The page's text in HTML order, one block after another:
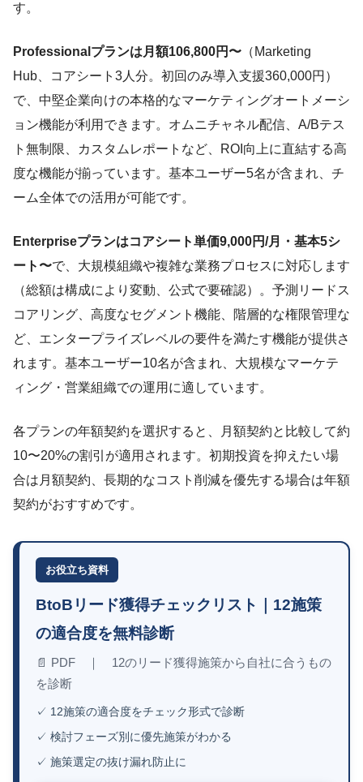
す。
Professionalプランは月額106,800円〜 （Marketing
Hub、コアシート3人分。初回のみ導入支援360,000円）
で、中堅企業向けの本格的なマーケティングオートメーシ
ョン機能が利用できます。オムニチャネル配信、A/Bテス
ト無制限、カスタムレポートなど、ROI向上に直結する高
度な機能が揃っています。基本ユーザー5名が含まれ、チ
ーム全体での活用が可能です。
Enterpriseプランはコアシート単価9,000円/月・基本5シ
ート〜で、大規模組織や複雑な業務プロセスに対応します
（総額は構成により変動、公式で要確認）。予測リードス
コアリング、高度なセグメント機能、階層的な権限管理な
ど、エンタープライズレベルの要件を満たす機能が提供さ
れます。基本ユーザー10名が含まれ、大規模なマーケテ
ィング・営業組織での運用に適しています。
各プランの年額契約を選択すると、月額契約と比較して約
10〜20%の割引が適用されます。初期投資を抑えたい場
合は月額契約、長期的なコスト削減を優先する場合は年額
契約がおすすめです。
お役立ち資料
BtoBリード獲得チェックリスト｜12施策
の適合度を無料診断
📄 PDF ｜ 12のリード獲得施策から自社に合うもの
を診断
✓ 12施策の適合度をチェック形式で診断
✓ 検討フェーズ別に優先施策がわかる
✓ 施策選定の抜け漏れ防止に